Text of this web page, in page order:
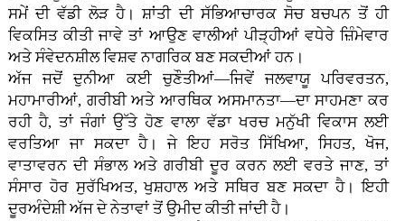
ਸਮੇਂ ਦੀ ਵੱਡੀ ਲੋੜ ਹੈ। ਸ਼ਾਂਤੀ ਦੀ ਸੱਭਿਆਚਾਰਕ ਸੋਚ ਬਚਪਨ ਤੋਂ ਹੀ
ਵਿਕਸਿਤ ਕੀਤੀ ਜਾਵੇ ਤਾਂ ਆਉਣ ਵਾਲੀਆਂ ਪੀੜ੍ਹੀਆਂ ਵਧੇਰੇ ਜ਼ਿੰਮੇਵਾਰ
ਅਤੇ ਸੰਵੇਦਨਸ਼ੀਲ ਵਿਸ਼ਵ ਨਾਗਰਿਕ ਬਣ ਸਕਦੀਆਂ ਹਨ।
ਅੱਜ ਜਦੋਂ ਦੁਨੀਆ ਕਈ ਚੁਣੌਤੀਆਂ—ਜਿਵੇਂ ਜਲਵਾਯੂ ਪਰਿਵਰਤਨ,
ਮਹਾਮਾਰੀਆਂ, ਗਰੀਬੀ ਅਤੇ ਆਰਥਿਕ ਅਸਮਾਨਤਾ—ਦਾ ਸਾਹਮਣਾ ਕਰ
ਰਹੀ ਹੈ, ਤਾਂ ਜੰਗਾਂ ਉੱਤੇ ਹੋਣ ਵਾਲਾ ਵੱਡਾ ਖਰਚ ਮਨੁੱਖੀ ਵਿਕਾਸ ਲਈ
ਵਰਤਿਆ ਜਾ ਸਕਦਾ ਹੈ। ਜੇ ਇਹ ਸਰੋਤ ਸਿੱਖਿਆ, ਸਿਹਤ, ਖੋਜ,
ਵਾਤਾਵਰਨ ਦੀ ਸੰਭਾਲ ਅਤੇ ਗਰੀਬੀ ਦੂਰ ਕਰਨ ਲਈ ਵਰਤੇ ਜਾਣ, ਤਾਂ
ਸੰਸਾਰ ਹੋਰ ਸੁਰੱਖਿਅਤ, ਖੁਸ਼ਹਾਲ ਅਤੇ ਸਥਿਰ ਬਣ ਸਕਦਾ ਹੈ। ਇਹੀ
ਦੂਰਅੰਦੇਸ਼ੀ ਅੱਜ ਦੇ ਨੇਤਾਵਾਂ ਤੋਂ ਉਮੀਦ ਕੀਤੀ ਜਾਂਦੀ ਹੈ।